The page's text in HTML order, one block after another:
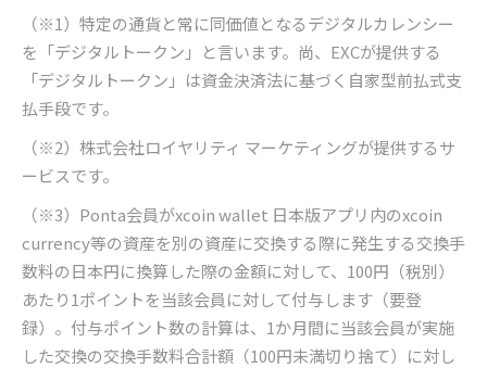
（※1）特定の通貨と常に同価値となるデジタルカレンシー
を「デジタルトークン」と言います。尚、 EXCが提供する
「デジタルトークン」は資金決済法に基づく自家型前払式支
払手段です。
（※2）株式会社ロイヤリティ マーケティングが提供するサ
ービスです。
（※3） Ponta会員がxcoin wallet 日本版アプリ内のxcoin
currency等の資産を別の資産に交換する際に発生する交換手
数料の日本円に換算した際の金額に対して、 100円（税別）
あたり1ポイントを当該会員に対して付与します（要登
録）。付与ポイント数の計算は、 1か月間に当該会員が実施
した交換の交換手数料合計額（100円未満切り捨て）に対し